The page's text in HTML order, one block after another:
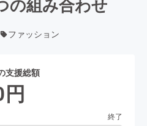
の組み合わせ
ファッション
支援総額
円
終了